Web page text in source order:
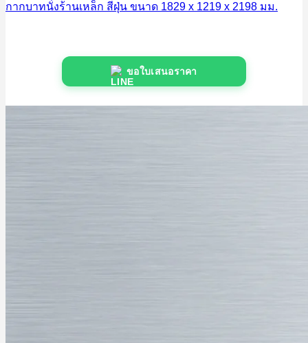
กากบาทนั่งร้านเหล็ก สีฝุ่น ขนาด 1829 x 1219 x 2198 มม.
ขอใบเสนอราคา